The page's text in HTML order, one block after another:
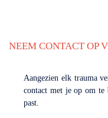
NEEM CONTACT OP
Aangezien elk trauma
contact met je op om te
past.